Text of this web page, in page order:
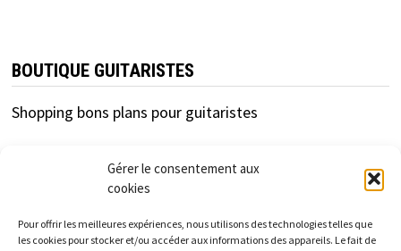
Gérer le consentement aux
cookies
Pour offrir les meilleures expériences, nous utilisons des technologies telles que
les cookies pour stocker et/ou accéder aux informations des appareils. Le fait de
BOUTIQUE GUITARISTES
Shopping bons plans pour guitaristes